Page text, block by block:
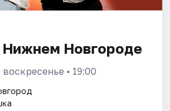
Нижнем Новгороде
воскресенье • 19:00